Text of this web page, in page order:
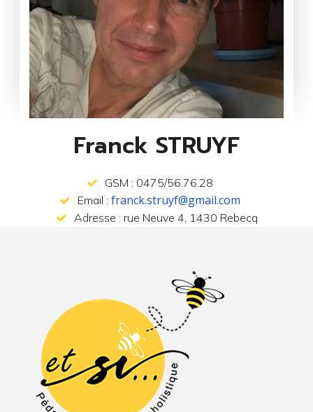
Franck STRUYF
GSM : 0475/56.76.28
Email : franck.struyf@gmail.com
Adresse : rue Neuve 4, 1430 Rebecq